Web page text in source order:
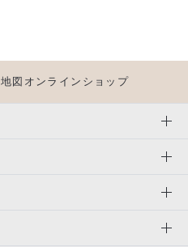
地図 オンラインショップ